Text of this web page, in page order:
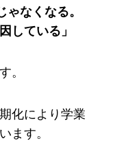
なくなる。
している」
。
化により学業
ます。